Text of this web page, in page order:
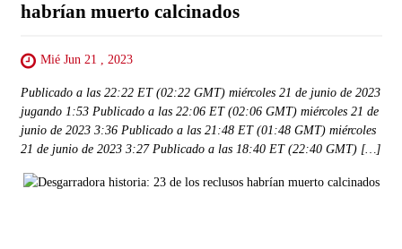
habrían muerto calcinados
Mié Jun 21 , 2023
Publicado a las 22:22 ET (02:22 GMT) miércoles 21 de junio de 2023
jugando 1:53 Publicado a las 22:06 ET (02:06 GMT) miércoles 21 de
junio de 2023 3:36 Publicado a las 21:48 ET (01:48 GMT) miércoles
21 de junio de 2023 3:27 Publicado a las 18:40 ET (22:40 GMT) […]